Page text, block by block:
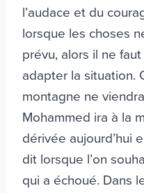
l’audace et du
lorsque les choses
prévu, alors il ne
adapter la situation.
montagne ne
Mohammed ira à la
dérivée aujourd’hui
dit lorsque l’on
qui a échoué. Dans